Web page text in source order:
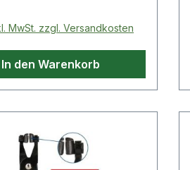
Preis:
MwSt. zzgl. Versandkosten
In den Warenkorb